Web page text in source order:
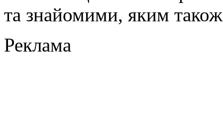
та знайомими, яким
Реклама